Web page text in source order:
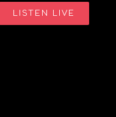
LISTEN LIVE